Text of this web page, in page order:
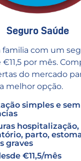
Seguro Saúde
familia com um
por mês.
do mercado
melhor opção.
simples e sem
hospitalização,
parto,
graves
€11,5/mês